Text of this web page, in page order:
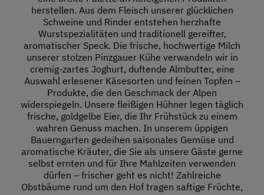
herstellen. Aus dem Fleisch unserer glücklichen
Schweine und Rinder entstehen herzhafte
Wurstspezialitäten und traditionell gereifter,
aromatischer Speck. Die frische, hochwertige Milch
unserer stolzen Pinzgauer Kühe verwandeln wir in
cremig-zartes Joghurt, duftende Almbutter, eine
Auswahl erlesener Käsesorten und feinen Topfen –
Produkte, die den Geschmack der Alpen
widerspiegeln. Unsere fleißigen Hühner legen täglich
frische, goldgelbe Eier, die Ihr Frühstück zu einem
wahren Genuss machen. In unserem üppigen
Bauerngarten gedeihen saisonales Gemüse und
aromatische Kräuter, die Sie als unsere Gäste gerne
selbst ernten und für Ihre Mahlzeiten verwenden
dürfen – frischer geht es nicht! Zahlreiche
Obstbäume rund um den Hof tragen saftige Früchte,